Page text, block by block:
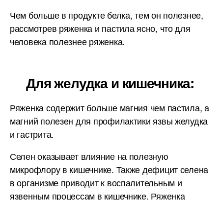
Чем больше в продукте белка, тем он полезнее,
рассмотрев ряженка и пастила ясно, что для
человека полезнее ряженка.
Для желудка и кишечника:
Ряженка содержит больше магния чем пастила, а
магний полезен для профилактики язвы желудка
и гастрита.
Селен оказывает влияние на полезную
микрофлору в кишечнике. Также дефицит селена
в организме приводит к воспалительным и
язвенным процессам в кишечнике. Ряженка